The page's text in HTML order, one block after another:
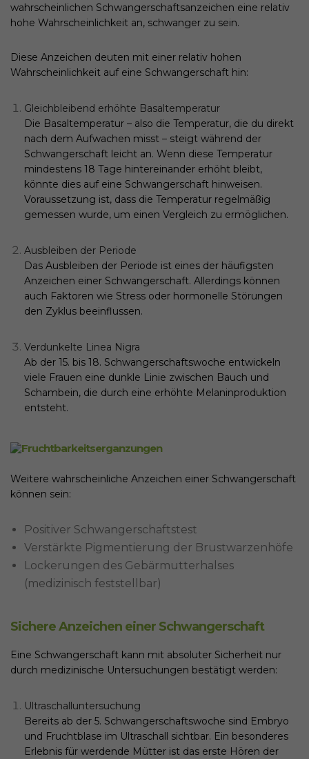
wahrscheinlichen Schwangerschaftsanzeichen eine relativ
hohe Wahrscheinlichkeit an, schwanger zu sein.
Diese Anzeichen deuten mit einer relativ hohen
Wahrscheinlichkeit auf eine Schwangerschaft hin:
Gleichbleibend erhöhte Basaltemperatur
Die Basaltemperatur – also die Temperatur, die du direkt
nach dem Aufwachen misst – steigt während der
Schwangerschaft leicht an. Wenn diese Temperatur
mindestens 18 Tage hintereinander erhöht bleibt,
könnte dies auf eine Schwangerschaft hinweisen.
Voraussetzung ist, dass die Temperatur regelmäßig
gemessen wurde, um einen Vergleich zu ermöglichen.
Ausbleiben der Periode
Das Ausbleiben der Periode ist eines der häufigsten
Anzeichen einer Schwangerschaft. Allerdings können
auch Faktoren wie Stress oder hormonelle Störungen
den Zyklus beeinflussen.
Verdunkelte Linea Nigra
Ab der 15. bis 18. Schwangerschaftswoche entwickeln
viele Frauen eine dunkle Linie zwischen Bauch und
Schambein, die durch eine erhöhte Melaninproduktion
entsteht.
Weitere wahrscheinliche Anzeichen einer Schwangerschaft
können sein:
Positiver Schwangerschaftstest
Verstärkte Pigmentierung der Brustwarzenhöfe
Lockerungen des Gebärmutterhalses
(medizinisch feststellbar)
Sichere Anzeichen einer Schwangerschaft
Eine Schwangerschaft kann mit absoluter Sicherheit nur
durch medizinische Untersuchungen bestätigt werden:
Ultraschalluntersuchung
Bereits ab der 5. Schwangerschaftswoche sind Embryo
und Fruchtblase im Ultraschall sichtbar. Ein besonderes
Erlebnis für werdende Mütter ist das erste Hören der